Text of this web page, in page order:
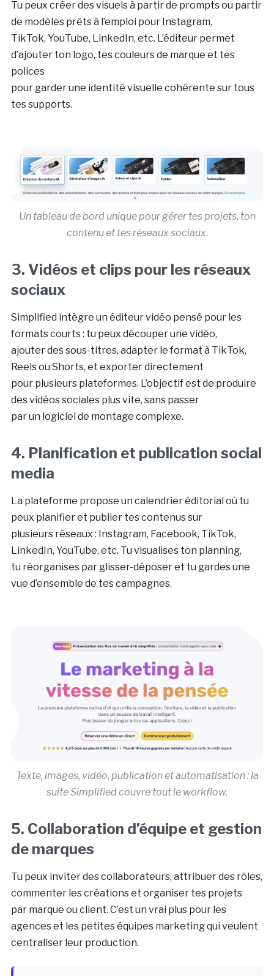
Tu peux créer des visuels à partir de prompts ou partir
de modèles prêts à l’emploi pour Instagram,
TikTok, YouTube, LinkedIn, etc. L’éditeur permet
d’ajouter ton logo, tes couleurs de marque et tes
polices
pour garder une identité visuelle cohérente sur tous
tes supports.
Un tableau de bord unique pour gérer tes projets, ton
contenu et tes réseaux sociaux.
3. Vidéos et clips pour les réseaux
sociaux
Simplified intègre un éditeur vidéo pensé pour les
formats courts : tu peux découper une vidéo,
ajouter des sous-titres, adapter le format à TikTok,
Reels ou Shorts, et exporter directement
pour plusieurs plateformes. L’objectif est de produire
des vidéos sociales plus vite, sans passer
par un logiciel de montage complexe.
4. Planification et publication social
media
La plateforme propose un calendrier éditorial où tu
peux planifier et publier tes contenus sur
plusieurs réseaux : Instagram, Facebook, TikTok,
LinkedIn, YouTube, etc. Tu visualises ton planning,
tu réorganises par glisser-déposer et tu gardes une
vue d’ensemble de tes campagnes.
Texte, images, vidéo, publication et automatisation : la
suite Simplified couvre tout le workflow.
5. Collaboration d’équipe et gestion
de marques
Tu peux inviter des collaborateurs, attribuer des rôles,
commenter les créations et organiser tes projets
par marque ou client. C’est un vrai plus pour les
agences et les petites équipes marketing qui veulent
centraliser leur production.